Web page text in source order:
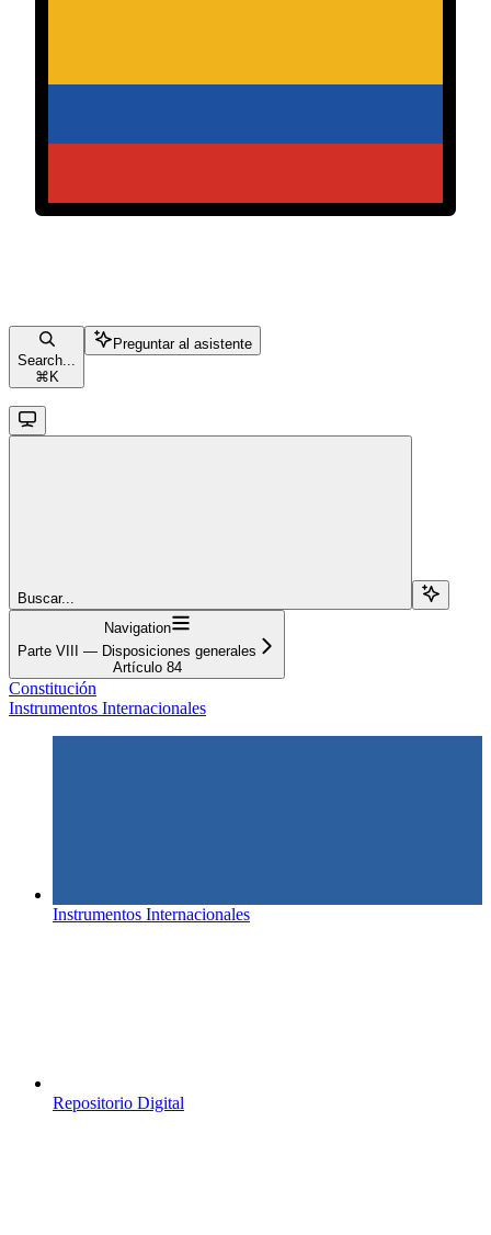
Search...
⌘ K
Preguntar al asistente
Buscar...
Navigation
Parte VIII — Disposiciones generales
Artículo 84
Constitución
Instrumentos Internacionales
Instrumentos Internacionales
Repositorio Digital